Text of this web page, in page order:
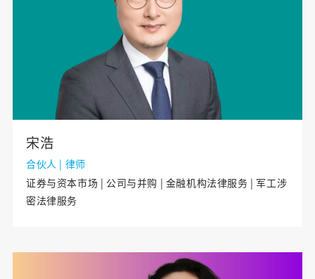
宋浩
合伙人 | 律师
证券与资本市场 | 公司与并购 | 金融机构法律服务 | 军工涉
密法律服务